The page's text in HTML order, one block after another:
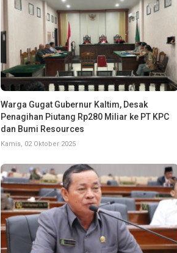
Warga Gugat Gubernur Kaltim, Desak
Penagihan Piutang Rp280 Miliar ke PT KPC
dan Bumi Resources
Kamis, 02 Oktober 2025